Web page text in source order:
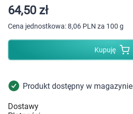
Higiena
Kosmetyki
Mężczyzna
Zdrowy styl życia
Zabawki
64,50 zł
Cena jednostkowa:8,06 PLN za 100 g
Kupuję
Produkt dostępny w magazynie
Dostawy